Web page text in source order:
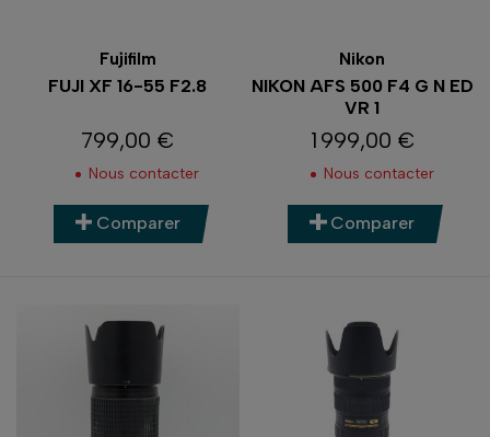
Fujifilm
FUJI XF 16-55 F2.8
Prix
799,00 €
Nous contacter
Comparer
Nikon
NIKON AFS 500 F4 G N ED
VR 1
Prix
1 999,00 €
Nous contacter
Comparer